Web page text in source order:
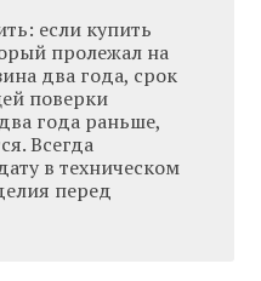
если купить
пролежал на
два года, срок
поверки
года раньше,
Всегда
в техническом
перед